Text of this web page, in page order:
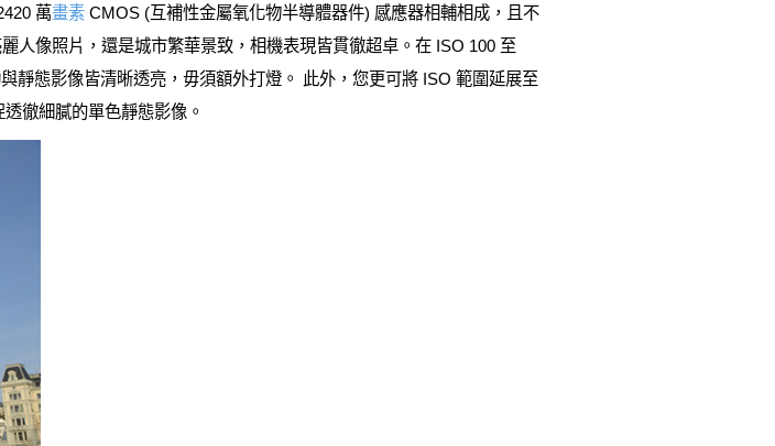
萬畫素 CMOS (互補性金屬氧化物半導體器件) 感應器相輔相成，且不
像照片，還是城市繁華景致，相機表現皆貫徹超卓。在 ISO 100 至
靜態影像皆清晰透亮，毋須額外打燈。 此外，您更可將 ISO 範圍延展至
徹細膩的單色靜態影像。